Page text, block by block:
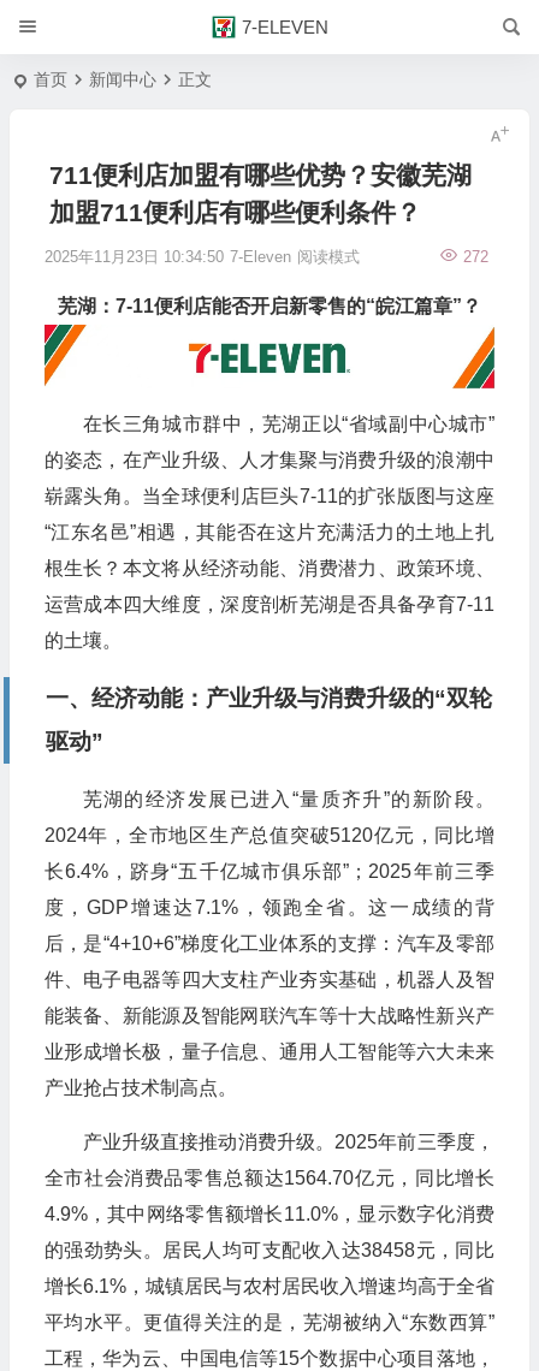
7-ELEVEN
首页 新闻中心 正文
711便利店加盟有哪些优势？安徽芜湖
加盟711便利店有哪些便利条件？
2025年11月23日 10:34:50 7-Eleven 272
阅读模式
芜湖：7-11便利店能否开启新零售的“皖江篇章”？
在长三角城市群中，芜湖正以“省域副中心城市”
的姿态，在产业升级、人才集聚与消费升级的浪潮中
崭露头角。当全球便利店巨头7-11的扩张版图与这座
“江东名邑”相遇，其能否在这片充满活力的土地上扎
根生长？本文将从经济动能、消费潜力、政策环境、
运营成本四大维度，深度剖析芜湖是否具备孕育7-11
的土壤。
一、经济动能：产业升级与消费升级的“双轮
驱动”
芜湖的经济发展已进入“量质齐升”的新阶段。
2024年，全市地区生产总值突破5120亿元，同比增
长6.4%，跻身“五千亿城市俱乐部”；2025年前三季
度，GDP增速达7.1%，领跑全省。这一成绩的背
后，是“4+10+6”梯度化工业体系的支撑：汽车及零部
件、电子电器等四大支柱产业夯实基础，机器人及智
能装备、新能源及智能网联汽车等十大战略性新兴产
业形成增长极，量子信息、通用人工智能等六大未来
产业抢占技术制高点。
产业升级直接推动消费升级。2025年前三季度，
全市社会消费品零售总额达1564.70亿元，同比增长
4.9%，其中网络零售额增长11.0%，显示数字化消费
的强劲势头。居民人均可支配收入达38458元，同比
增长6.1%，城镇居民与农村居民收入增速均高于全省
平均水平。更值得关注的是，芜湖被纳入“东数西算”
工程，华为云、中国电信等15个数据中心项目落地，